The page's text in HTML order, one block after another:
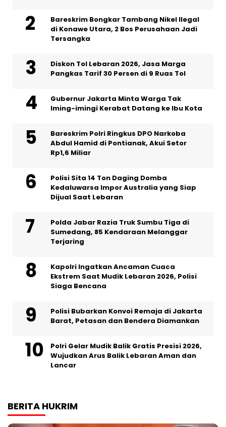
Bareskrim Bongkar Tambang Nikel Ilegal
di Konawe Utara, 2 Bos Perusahaan Jadi
Tersangka
Diskon Tol Lebaran 2026, Jasa Marga
Pangkas Tarif 30 Persen di 9 Ruas Tol
Gubernur Jakarta Minta Warga Tak
Iming-imingi Kerabat Datang ke Ibu Kota
Bareskrim Polri Ringkus DPO Narkoba
Abdul Hamid di Pontianak, Akui Setor
Rp1,6 Miliar
Polisi Sita 14 Ton Daging Domba
Kedaluwarsa Impor Australia yang Siap
Dijual Saat Lebaran
Polda Jabar Razia Truk Sumbu Tiga di
Sumedang, 85 Kendaraan Melanggar
Terjaring
Kapolri Ingatkan Ancaman Cuaca
Ekstrem Saat Mudik Lebaran 2026, Polisi
Siaga Bencana
Polisi Bubarkan Konvoi Remaja di Jakarta
Barat, Petasan dan Bendera Diamankan
Polri Gelar Mudik Balik Gratis Presisi 2026,
Wujudkan Arus Balik Lebaran Aman dan
Lancar
BERITA HUKRIM